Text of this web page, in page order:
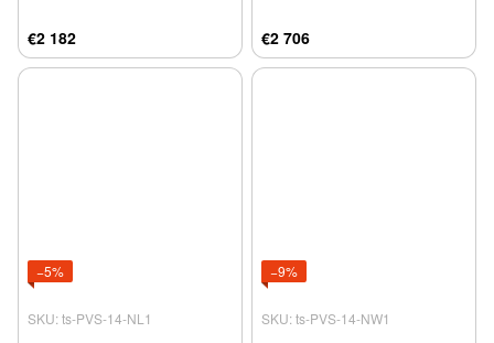
€2 182 €2 706
−5%
SKU: ts-PVS-14-NL1
−9%
SKU: ts-PVS-14-NW1